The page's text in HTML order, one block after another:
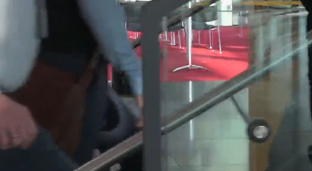
19. Juni 2026 in Wiesbaden
NORDIC TechKomm Kopenhagen
23.-24. September 2026
tekom-Jahrestagung 2026
10.-12. November, 2026 in Stuttgart